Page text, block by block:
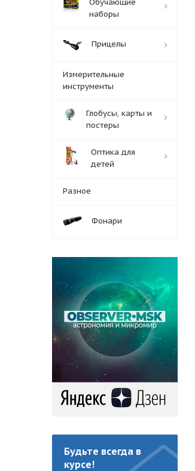
наборы
Прицелы
Измерительные
инструменты
Глобусы, карты и
постеры
Оптика для
детей
Разное
Фонари
Будьте всегда в
курсе!